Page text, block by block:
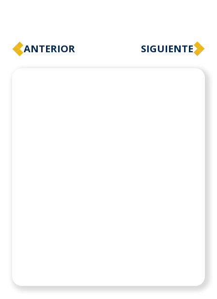
ANTERIOR SIGUIENTE